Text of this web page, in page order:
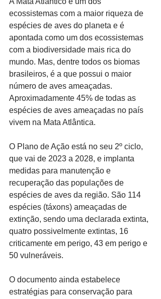
ecossistemas com a maior riqueza de
espécies de aves do planeta e é
apontada como um dos ecossistemas
com a biodiversidade mais rica do
mundo. Mas, dentre todos os biomas
brasileiros, é a que possui o maior
número de aves ameaçadas.
Aproximadamente 45% de todas as
espécies de aves ameaçadas no país
vivem na Mata Atlântica.
O Plano de Ação está no seu 2º ciclo,
que vai de 2023 a 2028, e implanta
medidas para manutenção e
recuperação das populações de
espécies de aves da região. São 114
espécies (táxons) ameaçadas de
extinção, sendo uma declarada extinta,
quatro possivelmente extintas, 16
criticamente em perigo, 43 em perigo e
50 vulneráveis.
O documento ainda estabelece
estratégias para conservação para